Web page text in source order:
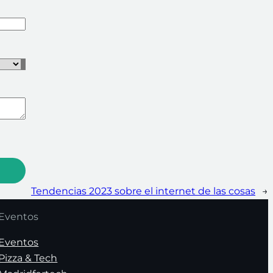
Tendencias 2023 sobre el internet de las cosas →
& Tech